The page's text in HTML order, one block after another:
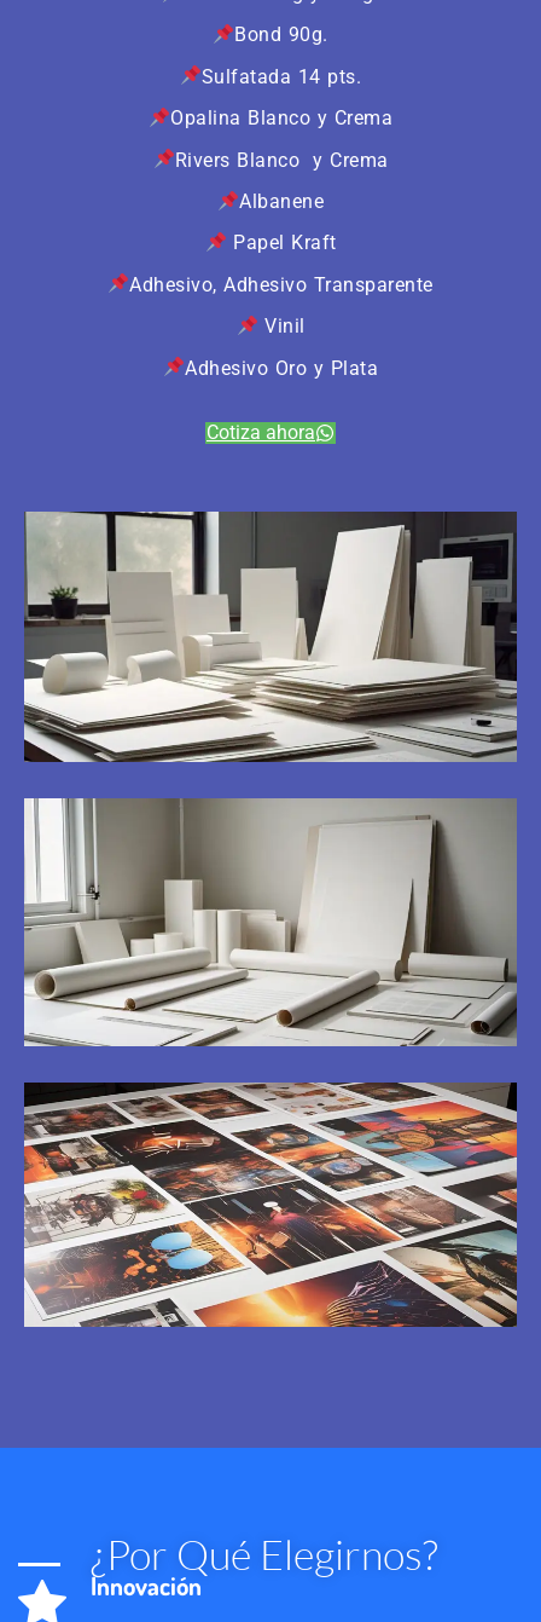
Bond 90g.
Sulfatada 14 pts.
Opalina Blanco y Crema
Rivers Blanco y Crema
Albanene
Papel Kraft
Adhesivo, Adhesivo Transparente
Vinil
Adhesivo Oro y Plata
Cotiza ahora
¿Por Qué Elegirnos?
Innovación